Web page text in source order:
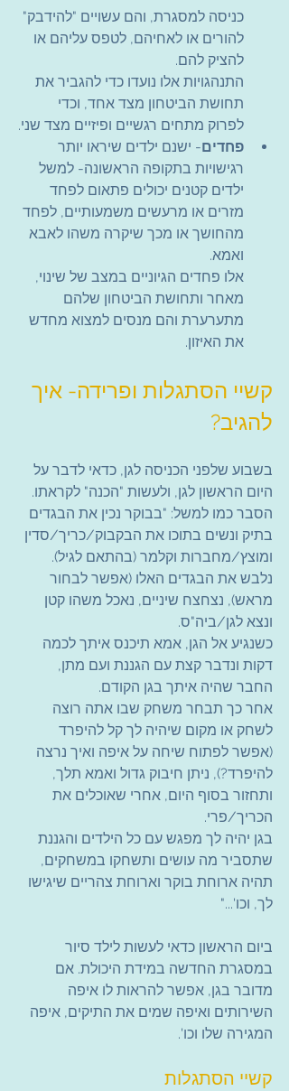
כניסה למסגרת, והם עשויים "להידבק"
להורים או לאחיהם, לטפס עליהם או
להציק להם.
התנהגויות אלו נועדו כדי להגביר את
תחושת הביטחון מצד אחד, וכדי
לפרוק מתחים רגשיים ופיזיים מצד שני.
פחדים- ישנם ילדים שיראו יותר
רגישויות בתקופה הראשונה- למשל
ילדים קטנים יכולים פתאום לפחד
מזרים או מרעשים משמעותיים, לפחד
מהחושך או מכך שיקרה משהו לאבא
ואמא.
אלו פחדים הגיוניים במצב של שינוי,
מאחר ותחושת הביטחון שלהם
מתערערת והם מנסים למצוא מחדש
את האיזון.
קשיי הסתגלות ופרידה- איך
להגיב?
בשבוע שלפני הכניסה לגן, כדאי לדבר על
היום הראשון לגן, ולעשות "הכנה" לקראתו.
הסבר כמו למשל: "בבוקר נכין את הבגדים
בתיק ונשים בתוכו את הבקבוק/כריך/סדין
ומוצץ/מחברות וקלמר (בהתאם לגיל).
נלבש את הבגדים האלו (אפשר לבחור
מראש), נצחצח שיניים, נאכל משהו קטן
ונצא לגן/ביה"ס.
כשנגיע אל הגן, אמא תיכנס איתך לכמה
דקות ונדבר קצת עם הגננת ועם מתן,
החבר שהיה איתך בגן הקודם.
אחר כך תבחר משחק שבו אתה רוצה
לשחק או מקום שיהיה לך קל להיפרד
(אפשר לפתוח שיחה על איפה ואיך נרצה
להיפרד?), ניתן חיבוק גדול ואמא תלך,
ותחזור בסוף היום, אחרי שאוכלים את
הכריך/פרי.
בגן יהיה לך מפגש עם כל הילדים והגננת
שתסביר מה עושים ותשחקו במשחקים,
תהיה ארוחת בוקר וארוחת צהריים שיגישו
לך, וכו'..."
ביום הראשון כדאי לעשות לילד סיור
במסגרת החדשה במידת היכולת. אם
מדובר בגן, אפשר להראות לו איפה
השירותים ואיפה שמים את התיקים, איפה
המגירה שלו וכו'.
קשיי הסתגלות